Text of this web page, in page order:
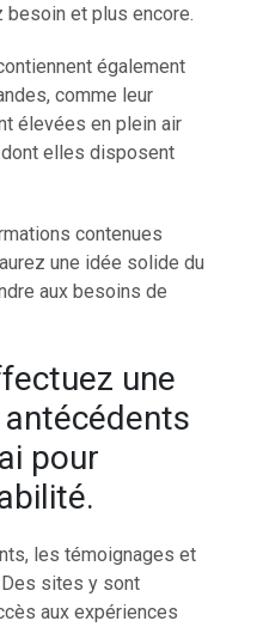
et plus encore.
également
comme leur
élevées en plein air
elles disposent
contenues
une idée solide du
aux besoins de
une
pour
les témoignages et
sites y sont
aux expériences